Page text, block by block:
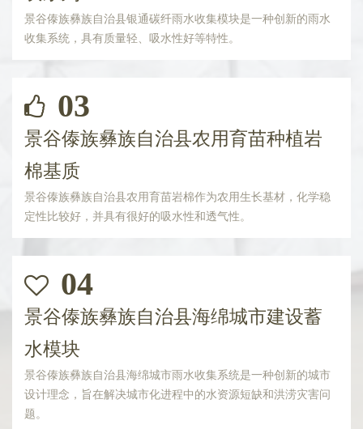
景谷傣族彝族自治县银通碳纤雨水收集模块是一种创新的雨水
收集系统，具有质量轻、吸水性好等特性。
03
景谷傣族彝族自治县农用育苗种植岩
棉基质
景谷傣族彝族自治县农用育苗岩棉作为农用生长基材，化学稳
定性比较好，并具有很好的吸水性和透气性。
04
景谷傣族彝族自治县海绵城市建设蓄
水模块
景谷傣族彝族自治县海绵城市雨水收集系统是一种创新的城市
设计理念，旨在解决城市化进程中的水资源短缺和洪涝灾害问
题。